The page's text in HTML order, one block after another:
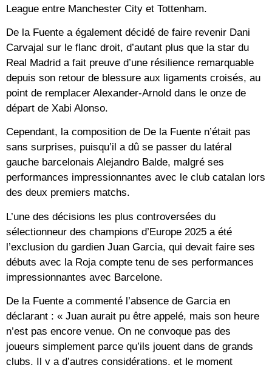
League entre Manchester City et Tottenham.
De la Fuente a également décidé de faire revenir Dani
Carvajal sur le flanc droit, d’autant plus que la star du
Real Madrid a fait preuve d’une résilience remarquable
depuis son retour de blessure aux ligaments croisés, au
point de remplacer Alexander-Arnold dans le onze de
départ de Xabi Alonso.
Cependant, la composition de De la Fuente n’était pas
sans surprises, puisqu’il a dû se passer du latéral
gauche barcelonais Alejandro Balde, malgré ses
performances impressionnantes avec le club catalan lors
des deux premiers matchs.
L’une des décisions les plus controversées du
sélectionneur des champions d’Europe 2025 a été
l’exclusion du gardien Juan Garcia, qui devait faire ses
débuts avec la Roja compte tenu de ses performances
impressionnantes avec Barcelone.
De la Fuente a commenté l’absence de Garcia en
déclarant : « Juan aurait pu être appelé, mais son heure
n’est pas encore venue. On ne convoque pas des
joueurs simplement parce qu’ils jouent dans de grands
clubs. Il y a d’autres considérations, et le moment